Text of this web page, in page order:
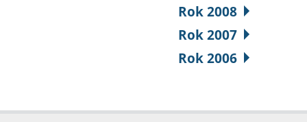
Rok 2008
Rok 2007
Rok 2006